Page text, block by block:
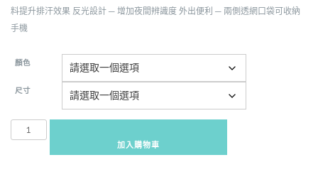
料提升排汗效果 反光設計 ─ 增加夜間辨識度 外出便利 ─ 兩側透網口袋可收納
手機
顏色
尺寸
STB-
加入購物車